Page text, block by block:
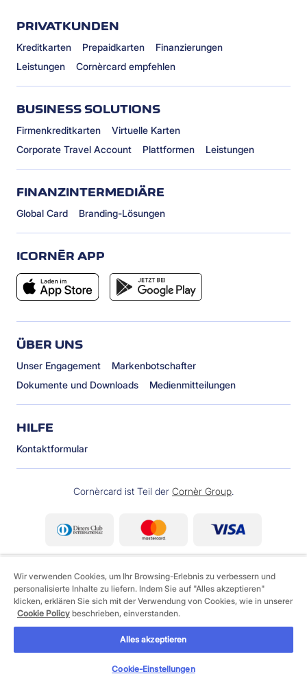
PRIVATKUNDEN
Kreditkarten Prepaidkarten
Finanzierungen
Leistungen
Cornèrcard empfehlen
BUSINESS SOLUTIONS
Firmenkreditkarten
Virtuelle Karten
Corporate Travel Account
Plattformen Leistungen
FINANZINTERMEDIÄRE
Global Card Branding-Lösungen
ICORNÈR APP
ÜBER UNS
Unser Engagement
Markenbotschafter
Dokumente und Downloads
Medienmitteilungen
HILFE
Kontaktformular
Cornèrcard ist Teil der Cornèr Group.
©2026 Cornèrcard - Cornèr Bank AG, Cornèrcard,
Via Canova 16, 6901 Lugano
Legales Cookie Policy Datenschutzerklärung
Wir verwenden Cookies, um Ihr Browsing-Erlebnis zu verbessern und
personalisierte Inhalte zu liefern. Indem Sie auf "Alles akzeptieren"
klicken, erklären Sie sich mit der Verwendung von Cookies, wie in unserer
Cookie Policy beschrieben, einverstanden.
Alles akzeptieren
Cookie-Einstellungen